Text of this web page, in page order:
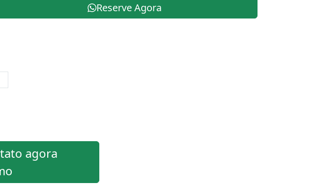
Reserve Agora
agora